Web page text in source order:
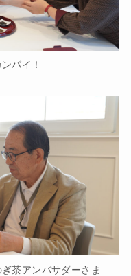
パイ！
茶アンバサダーさま